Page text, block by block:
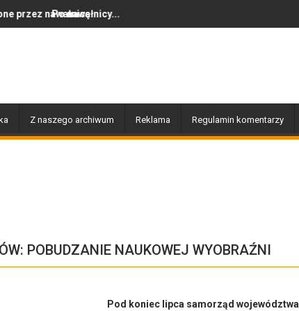
Z naszego archiwum Reklama Regulamin komentarzy
POBUDZANIE NAUKOWEJ WYOBRAŹNI
Pod koniec lipca samorząd województwa